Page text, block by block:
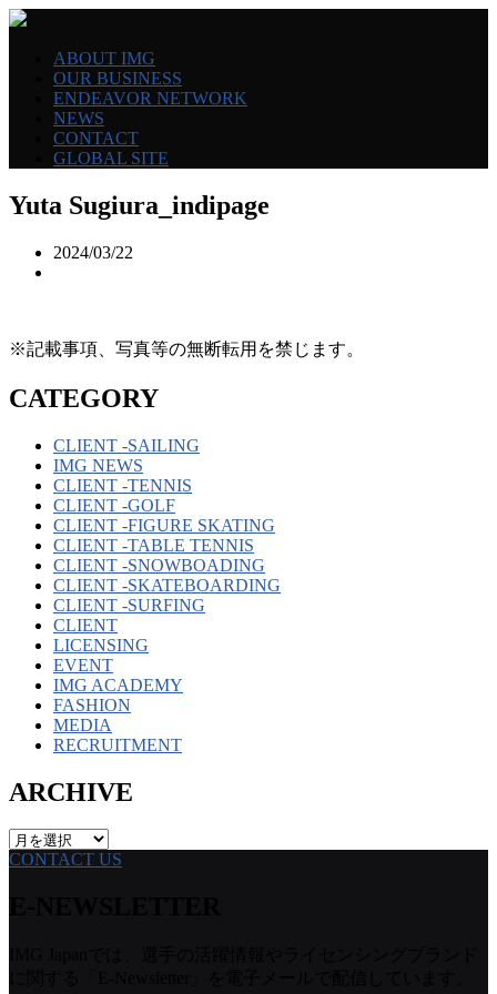
ABOUT IMG
OUR BUSINESS
ENDEAVOR NETWORK
NEWS
CONTACT
GLOBAL SITE
Yuta Sugiura_indipage
2024/03/22
※記載事項、写真等の無断転用を禁じます。
CATEGORY
CLIENT -SAILING
IMG NEWS
CLIENT -TENNIS
CLIENT -GOLF
CLIENT -FIGURE SKATING
CLIENT -TABLE TENNIS
CLIENT -SNOWBOADING
CLIENT -SKATEBOARDING
CLIENT -SURFING
CLIENT
LICENSING
EVENT
IMG ACADEMY
FASHION
MEDIA
RECRUITMENT
ARCHIVE
ARCHIVE
CONTACT US